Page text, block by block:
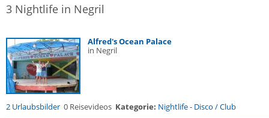
3 Nightlife in Negril
Alfred's Ocean Palace
in Negril
2 Urlaubsbilder 0 Reisevideos Kategorie: Nightlife- Disco / Club